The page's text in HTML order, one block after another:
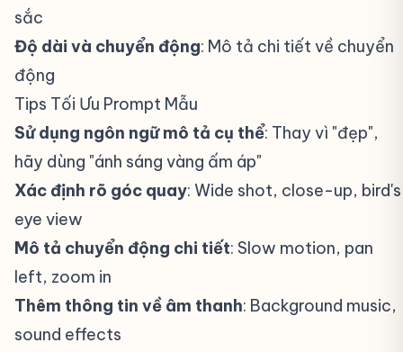
sắc
Độ dài và chuyển động: Mô tả chi tiết về chuyển
động
Tips Tối Ưu Prompt Mẫu
Sử dụng ngôn ngữ mô tả cụ thể: Thay vì "đẹp",
hãy dùng "ánh sáng vàng ấm áp"
Xác định rõ góc quay: Wide shot, close-up, bird's
eye view
Mô tả chuyển động chi tiết: Slow motion, pan
left, zoom in
Thêm thông tin về âm thanh: Background music,
sound effects